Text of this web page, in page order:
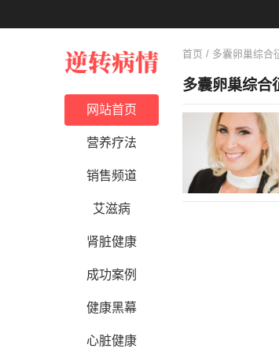
网站首页
营养疗法
销售频道
艾滋病
肾脏健康
成功案例
健康黑幕
心脏健康
首页 / 多囊卵巢综合
多囊卵巢综合